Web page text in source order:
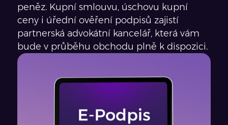
peněz. Kupní smlouvu, úschovu kupní
ceny i úřední ověření podpisů zajistí
partnerská advokátní kancelář, která vám
bude v průběhu obchodu plně k dispozici.